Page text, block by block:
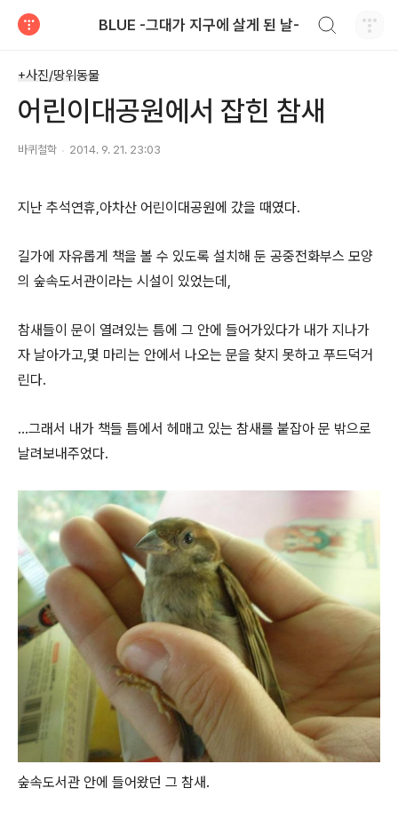
BLUE -그대가 지구에 살게 된 날-
+사진/땅위동물
어린이대공원에서 잡힌 참새
바퀴철학 2014. 9. 21. 23:03
지난 추석연휴,아차산 어린이대공원에 갔을 때였다.
길가에 자유롭게 책을 볼 수 있도록 설치해 둔 공중전화부스 모양
의 숲속도서관이라는 시설이 있었는데,
참새들이 문이 열려있는 틈에 그 안에 들어가있다가 내가 지나가
자 날아가고,몇 마리는 안에서 나오는 문을 찾지 못하고 푸드덕거
린다.
...그래서 내가 책들 틈에서 헤매고 있는 참새를 붙잡아 문 밖으로
날려보내주었다.
숲속도서관 안에 들어왔던 그 참새.